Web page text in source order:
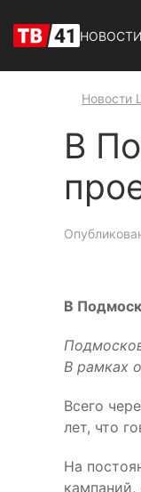
НОВОСТИ
Новости
В
В
В рамках
Всего
лет, что
На